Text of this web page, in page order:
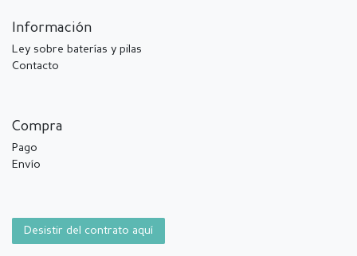
Información
Ley sobre baterías y pilas
Contacto
Compra
Pago
Envío
Desistir del contrato aquí